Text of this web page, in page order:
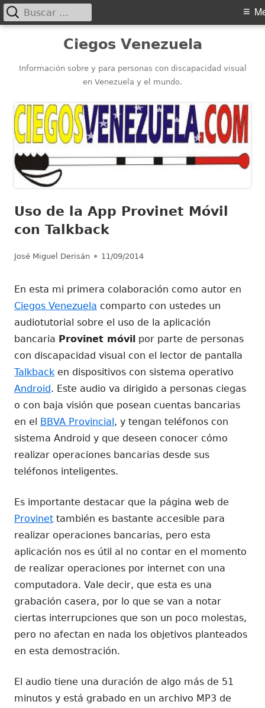
contenido
Ciegos Venezuela
Información sobre y para personas con discapacidad visual
en Venezuela y el mundo.
Menú
principal
Buscar:
Uso de la App Provinet Móvil
con Talkback
Autor
José Miguel Derisán Publicado
11/09/2014
En esta mi primera colaboración como autor en
Ciegos Venezuela comparto con ustedes un
audiotutorial sobre el uso de la aplicación
bancaria Provinet móvil por parte de personas
con discapacidad visual con el lector de pantalla
Talkback en dispositivos con sistema operativo
Android. Este audio va dirigido a personas ciegas
o con baja visión que posean cuentas bancarias
en el BBVA Provincial, y tengan teléfonos con
sistema Android y que deseen conocer cómo
realizar operaciones bancarias desde sus
teléfonos inteligentes.
Es importante destacar que la página web de
Provinet también es bastante accesible para
realizar operaciones bancarias, pero esta
aplicación nos es útil al no contar en el momento
de realizar operaciones por internet con una
computadora. Vale decir, que esta es una
grabación casera, por lo que se van a notar
ciertas interrupciones que son un poco molestas,
pero no afectan en nada los objetivos planteados
en esta demostración.
El audio tiene una duración de algo más de 51
minutos y está grabado en un archivo MP3 de